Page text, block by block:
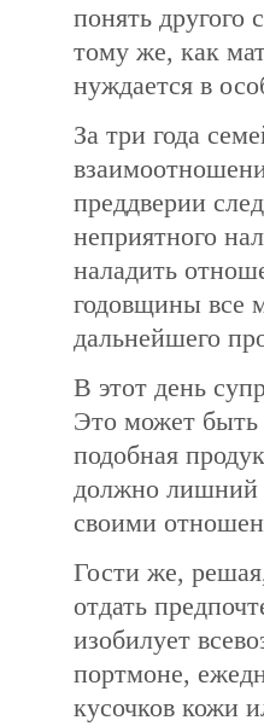
понять другого
тому же, как
нуждается в
За три года
преддверии
неприятного
наладить
годовщины все
дальнейшего
В этот день
Это может быть
подобная
должно лишний
своими
Гости же,
отдать
изобилует
портмоне,
кусочков кожи